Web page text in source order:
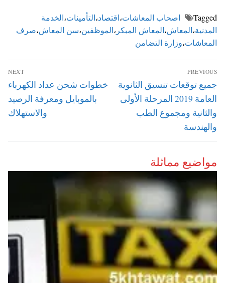
Tagged اصحاب المعاشات،اقتصاد،التأمينات،الخدمة
المدنية،المعاش،المعاش المبكر ،الموظفين،سن المعاش،صرف
المعاشات،وزارة التضامن
تصفّح
المقالات
PREVIOUS
Previous
post:
جميع توقعات تنسيق الثانوية
العامة 2019 المرحلة الأولى
والثانية ومجموع الطب
والهندسة
NEXT
Next
خطوات شحن عداد الكهرباء
بالموبايل ومعرفة الرصيد
والاستهلاك
مواضيع مماثلة